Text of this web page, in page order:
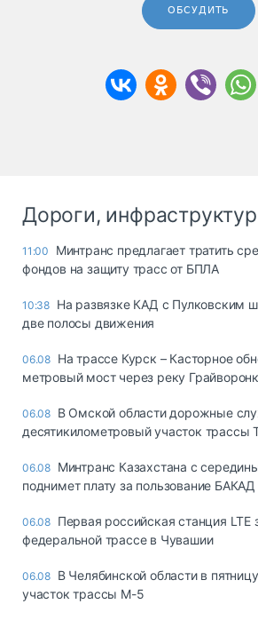
ОБСУДИТЬ
Дороги,
11:00
Минтранс предлагает тратить
фондов на защиту трасс от БПЛА
10:38 На развязке КАД с Пулковским
две полосы движения
06.08 На трассе Курск – Касторное
метровый мост через реку
06.08 В Омской области дорожные
десятикилометровый участок трассы
06.08 Минтранс Казахстана с
поднимет плату за пользование БАКАД
06.08 Первая российская станция LTE
федеральной трассе в Чувашии
06.08 В Челябинской области в
участок трассы М-5